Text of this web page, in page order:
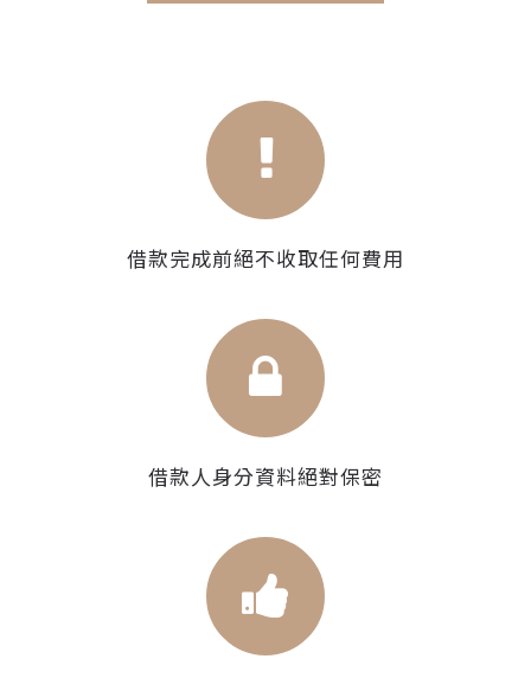
借款完成前絕不收取任何費用
借款人身分資料絕對保密